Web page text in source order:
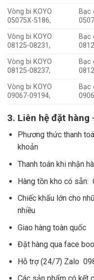
Vòng bi KOYO
05075X-5186,
Bạc
Vòng bi KOYO
08125-08231,
Bạc
Vòng bi KOYO
08125-08237,
Bạc
Vòng bi KOYO
09067-09194,
Bạc
3. Liên hệ đặt hàng
Phương thức thanh
khoản
Thanh toán khi nhận
Hàng tồn kho có sẵn:
Chiếc khấu lớn cho
nhiều
Giao hàng toàn quốc
Đặt hàng qua face
Hỗ trợ (24/7) Zalo